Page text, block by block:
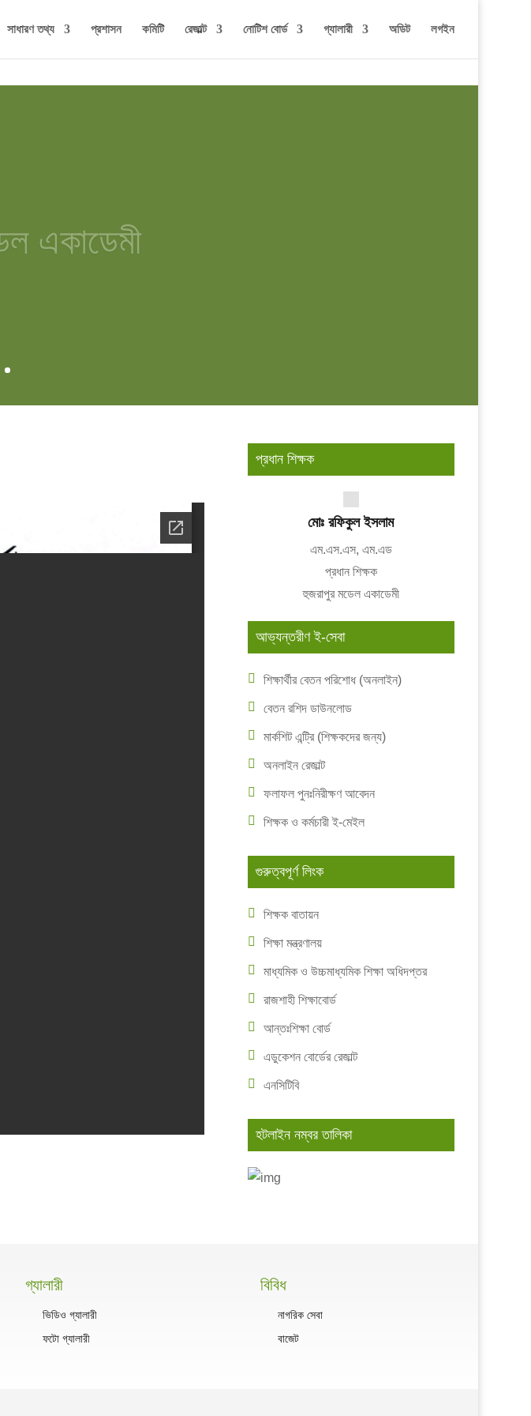
সাধারণ তথ্য প্রশাসন কমিটি রেজাল্ট নোটিশ বোর্ড গ্যালারী অডিট লগইন
প্রধান শিক্ষক
মোঃ রফিকুল ইসলাম
এম.এস.এস, এম.এড
প্রধান শিক্ষক
হুজরাপুর মডেল একাডেমী
আভ্যন্তরীণ ই-সেবা
শিক্ষার্থীর বেতন পরিশোধ (অনলাইন)
বেতন রশিদ ডাউনলোড
মার্কশিট এন্ট্রি (শিক্ষকদের জন্য)
অনলাইন রেজাল্ট
ফলাফল পুনঃনিরীক্ষণ আবেদন
শিক্ষক ও কর্মচারী ই-মেইল
গুরুত্বপূর্ণ লিংক
শিক্ষক বাতায়ন
শিক্ষা মন্ত্রণালয়
মাধ্যমিক ও উচ্চমাধ্যমিক শিক্ষা অধিদপ্তর
রাজশাহী শিক্ষাবোর্ড
আন্তঃশিক্ষা বোর্ড
এডুকেশন বোর্ডের রেজাল্ট
এনসিটিবি
হটলাইন নম্বর তালিকা
গ্যালারী
ভিডিও গ্যালারী
ফটো গ্যালারী
বিবিধ
নাগরিক সেবা
বাজেট